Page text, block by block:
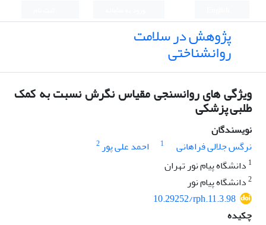
پژوهش در سلامت
روانشناختی
ویژگی های روانسنجی مقیاس نگرش نسبت به کمک
طلبی پزشکی
نویسندگان
نرگس جلالی فراهانی
1 احمد علی پور2
1 دانشگاه پیام نور تهران
2دانشگاه پیام نور
10.29252/rph.11.3.98
چکیده